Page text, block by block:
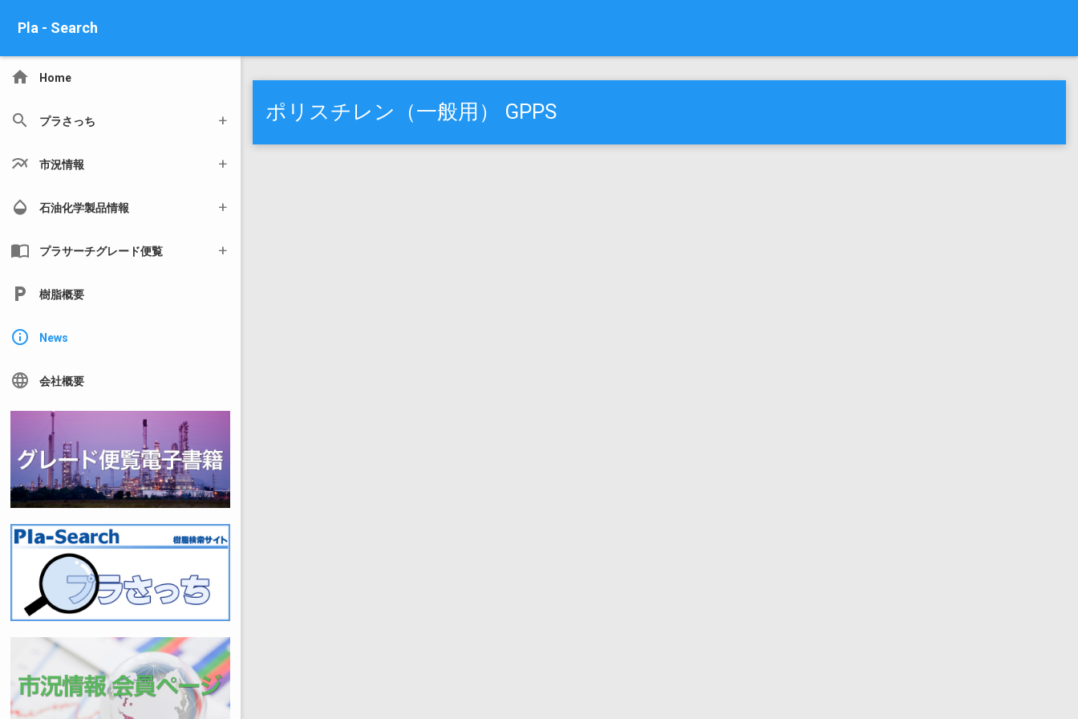
Pla - Search
home Home
search プラさっち
multiline_chart 市況情報
opacity 石油化学製品情報
import_contacts プラサーチグレード便覧
local_parking 樹脂概要
info_outline News
language 会社概要
ポリスチレン（一般用） GPPS